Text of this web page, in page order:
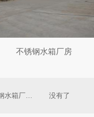
不锈钢水箱厂房
没有了